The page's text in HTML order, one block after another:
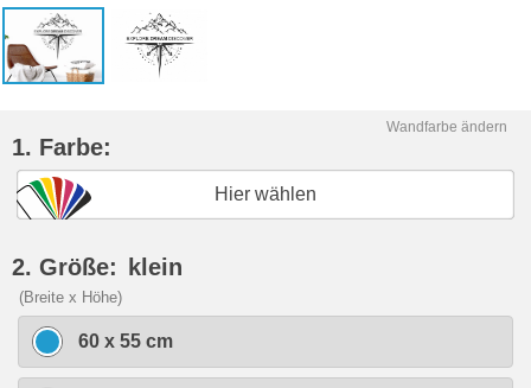
Wandfarbe ändern
1. Farbe:
Hier wählen
2. Größe: klein
(Breite x Höhe)
60 x 55 cm